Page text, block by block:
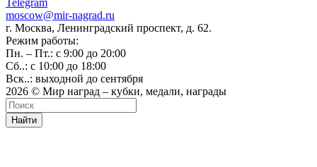
Telegram
moscow@mir-nagrad.ru
г. Москва, Ленинградский проспект, д. 62.
Режим работы:
Пн. – Пт.: с 9:00 до 20:00
Сб..: с 10:00 до 18:00
Вск..: выходной до сентября
2026 © Мир наград – кубки, медали, награды
Найти